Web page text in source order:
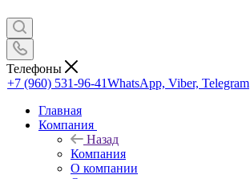
Телефоны
+7 (960) 531-96-41WhatsApp, Viber, Telegram
Главная
Компания
Назад
Компания
О компании